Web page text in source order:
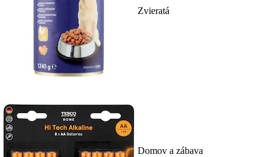
Zvieratá
Domov a zábava